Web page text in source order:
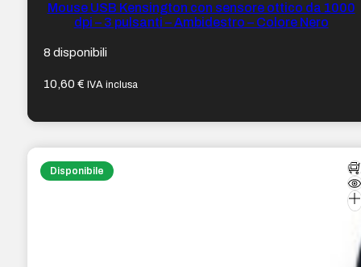
Mouse USB Kensington con sensore ottico da 1000
dpi – 3 pulsanti – Ambidestro – Colore Nero
8 disponibili
10,60€ IVA inclusa
Disponibile